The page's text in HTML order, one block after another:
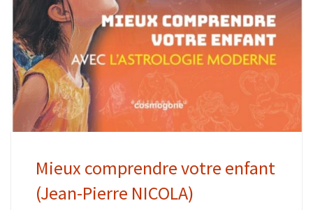
Mieux comprendre votre enfant
(Jean-Pierre NICOLA)